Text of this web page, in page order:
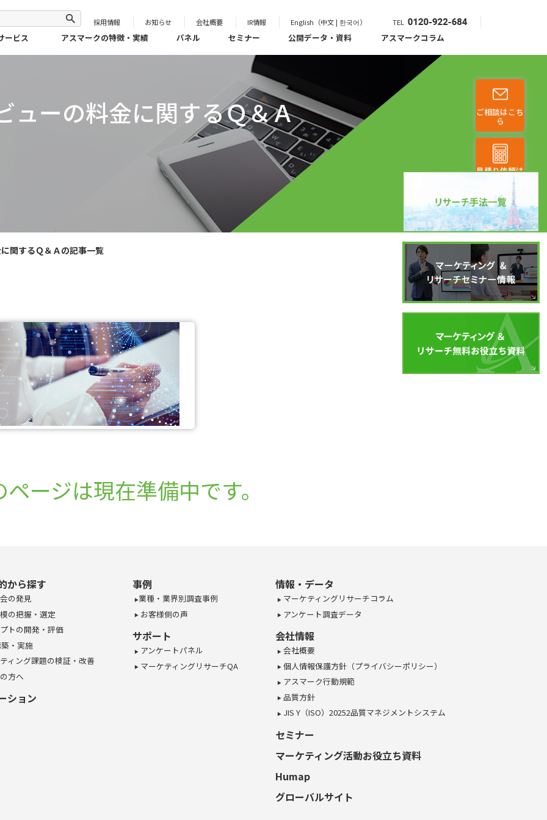
採用情報 お知らせ 会社概要 IR情報 English（中文 | 한국어） TEL
ービス アスマークの特徴・実績 パネル セミナー 公開データ・資料 アスマークコラム
ューの料金に関するＱ＆Ａ ご相談はこち
ら
見積り依頼は
関するＱ＆Ａの記事一覧
ージは現在準備中です。
から探す
の発見
の把握・選定
トの開発・評価
・実施
ィング課題の検証・改善
方へ
ション
事例
業種・業界別調査事例
お客様側の声
サポート
アンケートパネル
マーケティングリサーチQA
情報・データ
マーケティングリサーチコラム
アンケート調査データ
会社情報
会社概要
個人情報保護方針（プライバシーポリシー）
アスマーク行動規範
品質方針
JIS Y（ISO）20252品質マネジメントシステム
セミナー
マーケティング活動お役立ち資料
Humap
グローバルサイト